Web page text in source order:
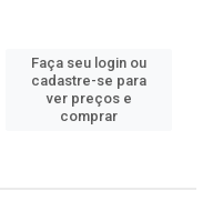
Faça seu login ou
cadastre-se para
ver preços e
comprar